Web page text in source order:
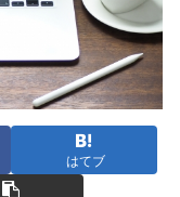
はてブ